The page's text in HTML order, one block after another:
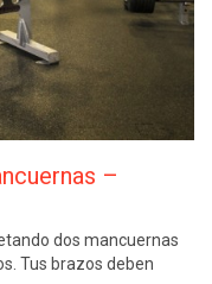
–
dos mancuernas
Tus brazos deben